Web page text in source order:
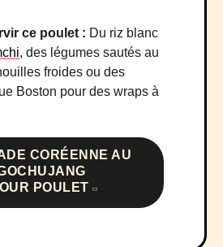
ce poulet : Du riz blanc
, des légumes sautés au
froides ou des
Boston pour des wraps à
CORÉENNE AU
POULET